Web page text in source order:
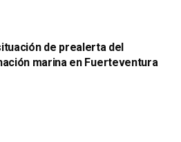
de prealerta del
marina en Fuerteventura